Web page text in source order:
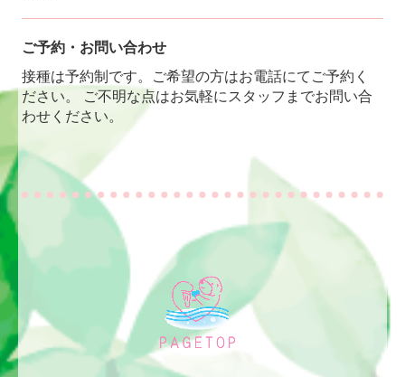
ご予約・お問い合わせ
接種は予約制です。ご希望の方はお電話にてご予約く
ださい。 ご不明な点はお気軽にスタッフまでお問い合
わせください。